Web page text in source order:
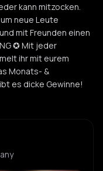
kann mitzocken.
neue Leute
mit Freunden einen
✪ Mit jeder
ihr mit eurem
Monats- &
es dicke Gewinne!